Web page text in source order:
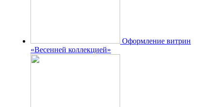
Оформление витрин
«Весенней коллекцией»